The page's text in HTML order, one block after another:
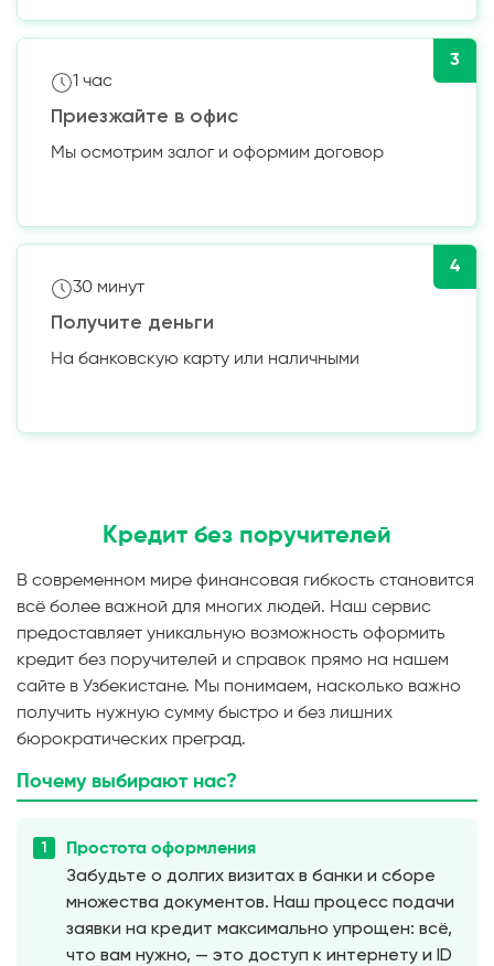
3
1 час
Приезжайте в офис
Мы осмотрим залог и оформим договор
4
30 минут
Получите деньги
На банковскую карту или наличными
Кредит без поручителей
В современном мире финансовая гибкость становится
всё более важной для многих людей. Наш сервис
предоставляет уникальную возможность оформить
кредит без поручителей и справок прямо на нашем
сайте в Узбекистане. Мы понимаем, насколько важно
получить нужную сумму быстро и без лишних
бюрократических преград.
Почему выбирают нас?
Простота оформления
Забудьте о долгих визитах в банки и сборе
множества документов. Наш процесс подачи
заявки на кредит максимально упрощен: всё,
что вам нужно, — это доступ к интернету и ID